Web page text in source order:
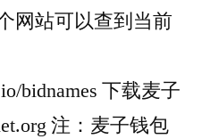
网站可以查到当前
bidnames 下载麦子
注：麦子钱包